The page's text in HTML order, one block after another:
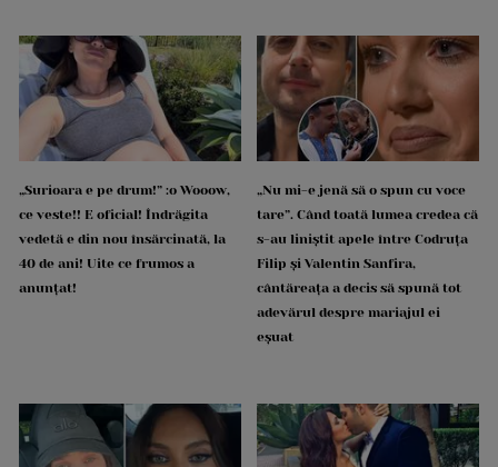
„Surioara e pe drum!” :o Wooow,
ce veste!! E oficial! Îndrăgita
vedetă e din nou însărcinată, la
40 de ani! Uite ce frumos a
anunțat!
„Nu mi-e jenă să o spun cu voce
tare”. Când toată lumea credea că
s-au liniștit apele între Codruța
Filip și Valentin Sanfira,
cântăreața a decis să spună tot
adevărul despre mariajul ei
eșuat